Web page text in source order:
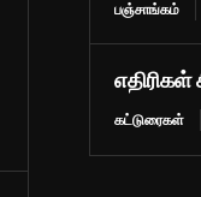
பஞ்சாங்கம்
எதிரிகள்
கட்டுரைகள்